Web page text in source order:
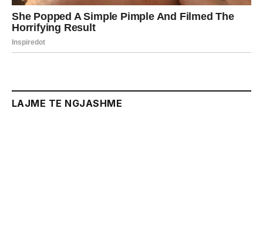
LAJME TE NGJASHME